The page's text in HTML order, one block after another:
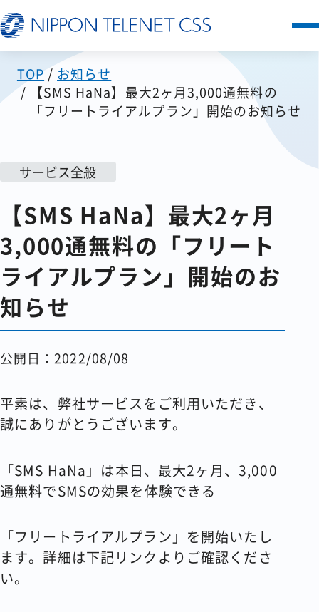
サービス一覧
お客様の声
セミナー
FAQ
お知らせ
TOP
お知らせ
【SMS HaNa】最大2ヶ月3,000通無料の
「フリートライアルプラン」開始のお知らせ
サービス全般
【SMS HaNa】最大2ヶ月
3,000通無料の「フリート
ライアルプラン」開始のお
知らせ
公開日：2022/08/08
平素は、弊社サービスをご利用いただき、
誠にありがとうございます。
「SMS HaNa」は本日、最大2ヶ月、3,000
通無料でSMSの効果を体験できる
「フリートライアルプラン」を開始いたし
ます。詳細は下記リンクよりご確認くださ
い。